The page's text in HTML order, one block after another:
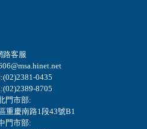
路客服
0435
8705
門市部:
重慶南路1段43號B1
門市部: